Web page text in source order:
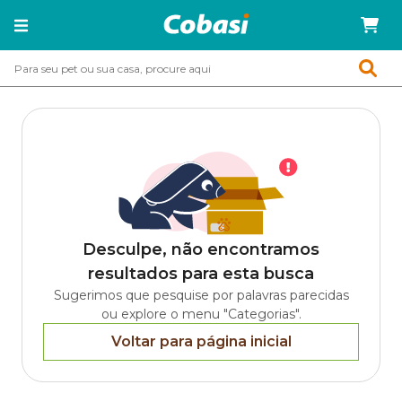
Desculpe, não encontramos
resultados para esta busca
Sugerimos que pesquise por palavras parecidas
ou explore o menu "Categorias".
Voltar para página inicial